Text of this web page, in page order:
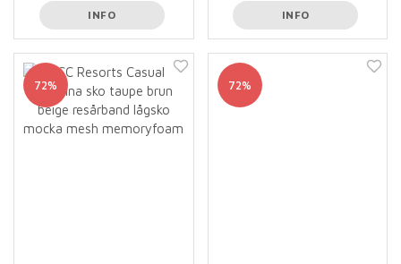
INFO INFO
72% 72%